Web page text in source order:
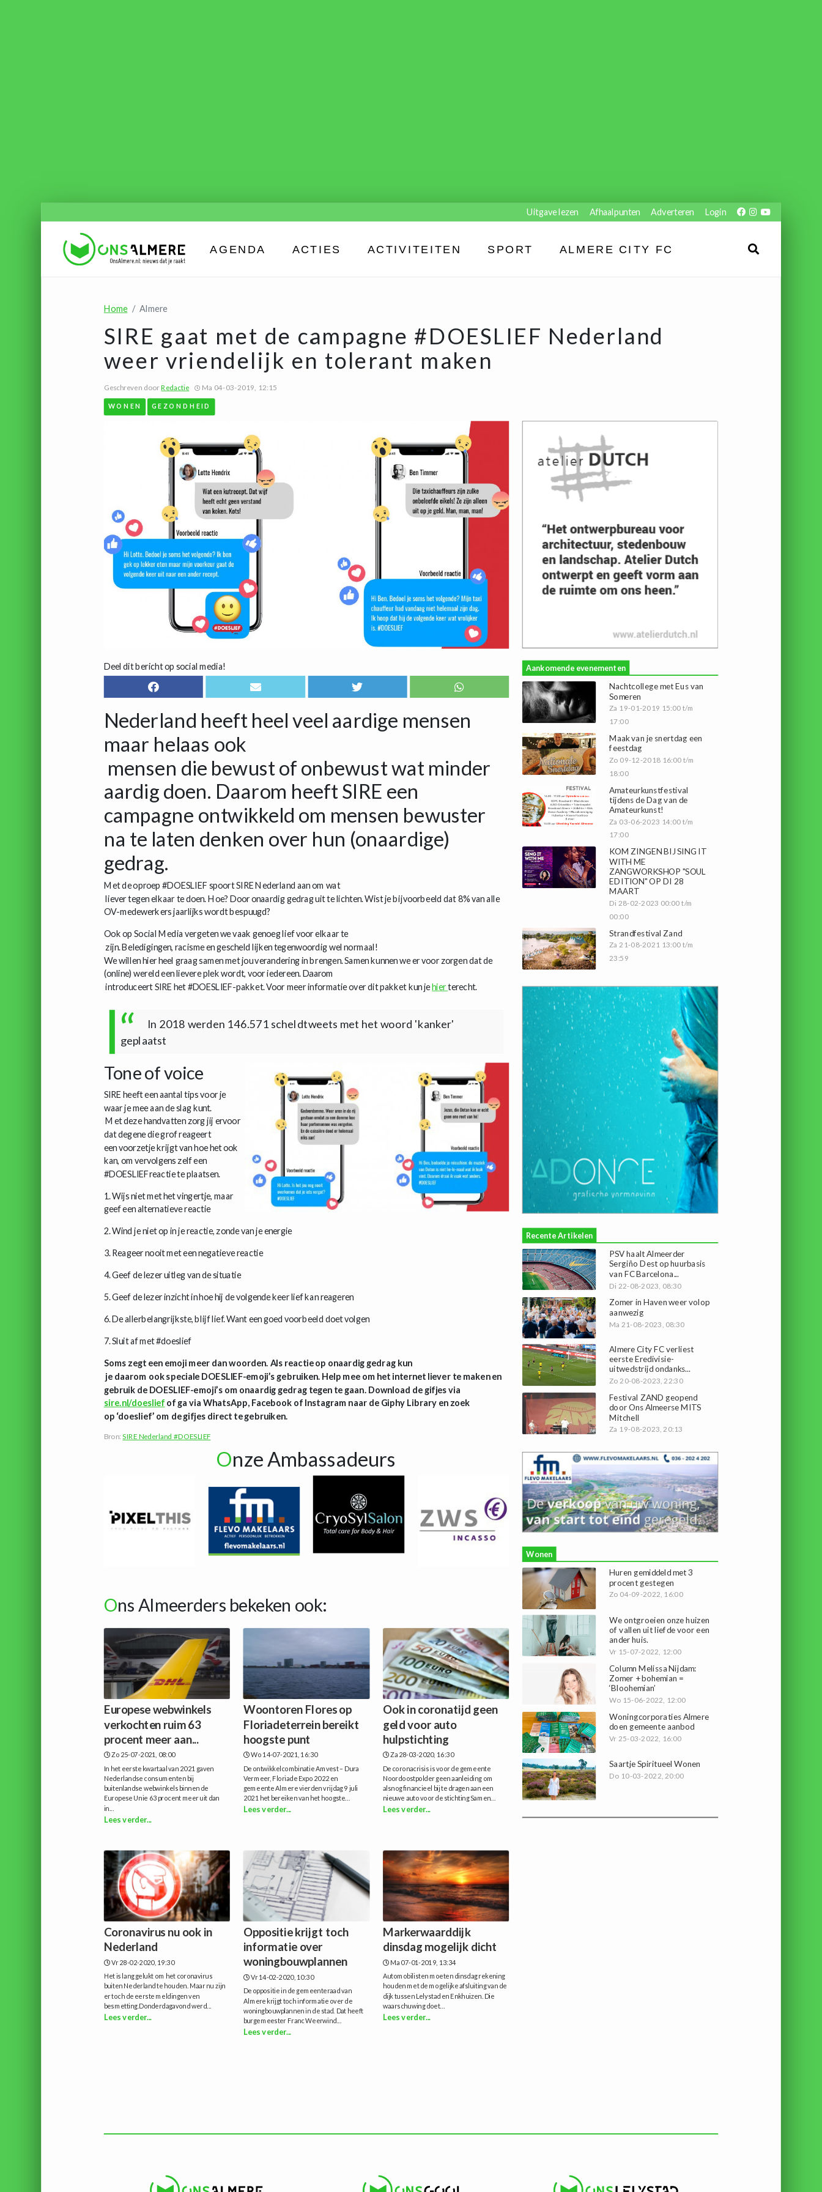
Uitgave lezen Afhaalpunten Adverteren Login
AGENDA ACTIES ACTIVITEITEN SPORT ALMERE CITY FC
Home Almere
SIRE gaat met de campagne #DOESLIEF Nederland
weer vriendelijk en tolerant maken
Geschreven doorRedactie Ma 04-03-2019, 12:15
WONEN GEZONDHEID
Deel dit bericht op social media!
Nederland heeft heel veel aardige mensen
maar helaas ook
mensen die bewust of onbewust wat minder
aardig doen. Daarom heeft SIRE een
campagne ontwikkeld om mensen bewuster
na te laten denken over hun (onaardige)
gedrag.
Met de oproep #DOESLIEF spoort SIRE Nederland aan om wat
liever tegen elkaar te doen. Hoe? Door onaardig gedrag uit te lichten. Wist je bijvoorbeeld dat 8% van alle
OV-medewerkers jaarlijks wordt bespuugd?
Ook op Social Media vergeten we vaak genoeg lief voor elkaar te
zijn. Beledigingen, racisme en gescheld lijken tegenwoordig wel normaal!
We willen hier heel graag samen met jou verandering in brengen. Samen kunnen we er voor zorgen dat de
(online) wereld een lievere plek wordt, voor iedereen. Daarom
introduceert SIRE het #DOESLIEF-pakket. Voor meer informatie over dit pakket kun jehierterecht.
In 2018 werden 146.571 scheldtweets met het woord 'kanker'
geplaatst
Tone of voice
SIRE heeft een aantal tips voor je
waar je mee aan de slag kunt.
Met deze handvatten zorg jij ervoor
dat degene die grof reageert
een voorzetje krijgt van hoe het ook
kan, om vervolgens zelf een
#DOESLIEFreactie te plaatsen.
1. Wijs niet met het vingertje, maar
geef een alternatieve reactie
2. Wind je niet op in je reactie, zonde van je energie
3. Reageer nooit met een negatieve reactie
4. Geef de lezer uitleg van de situatie
5. Geef de lezer inzicht in hoe hij de volgende keer lief kan reageren
6. De allerbelangrijkste, blijf lief. Want een goed voorbeeld doet volgen
7. Sluit af met #doeslief
Soms zegt een emoji meer dan woorden. Als reactie op onaardig gedrag kun
je daarom ook speciale DOESLIEF-emoji’s gebruiken. Help mee om het internet liever te maken en
gebruik de DOESLIEF-emoji’s om onaardig gedrag tegen te gaan. Download de gifjes via
sire.nl/doeslief of ga via WhatsApp, Facebook of Instagram naar de Giphy Library en zoek
op ‘doeslief’ om de gifjes direct te gebruiken.
Bron:SIRE Nederland #DOESLIEF
Onze Ambassadeurs
Ons Almeerders bekeken ook:
Europese webwinkels
verkochten ruim 63
procent meer aan...
Zo 25-07-2021, 08:00
In het eerste kwartaal van 2021 gaven
Nederlandse consumenten bij
buitenlandse webwinkels binnen de
Europese Unie 63 procent meer uit dan
in...
Lees verder...
Woontoren Flores op
Floriadeterrein bereikt
hoogste punt
Wo 14-07-2021, 16:30
De ontwikkelcombinatie Amvest – Dura
Vermeer, Floriade Expo 2022 en
gemeente Almere vierden vrijdag 9 juli
2021 het bereiken van het hoogste...
Lees verder...
Ook in coronatijd geen
geld voor auto
hulpstichting
Za 28-03-2020, 16:30
De coronacrisis is voor de gemeente
Noordoostpolder geen aanleiding om
alsnog financieel bij te dragen aan een
nieuwe auto voor de stichting Samen...
Lees verder...
Coronavirus nu ook in
Nederland
Vr 28-02-2020, 19:30
Het is lang gelukt om het coronavirus
buiten Nederland te houden. Maar nu zijn
er toch de eerste meldingen ven
besmetting.Donderdagavond werd...
Lees verder...
Oppositie krijgt toch
informatie over
woningbouwplannen
Vr 14-02-2020, 10:30
De oppositie in de gemeenteraad van
Almere krijgt toch informatie over de
woningbouwplannen in de stad. Dat heeft
burgemeester Franc Weerwind...
Lees verder...
Markerwaarddijk
dinsdag mogelijk dicht
Ma 07-01-2019, 13:34
Automobilisten moeten dinsdag rekening
houden met de mogelijke afsluiting van de
dijk tussen Lelystad en Enkhuizen. Die
waarschuwing doet...
Lees verder...
Aankomende evenementen
Nachtcollege met Eus van
Someren
Za 19-01-2019 15:00 t/m
17:00
Maak van je snertdag een
feestdag
Zo 09-12-2018 16:00 t/m
18:00
Amateurkunstfestival
tijdens de Dag van de
Amateurkunst!
Za 03-06-2023 14:00 t/m
17:00
KOM ZINGEN BIJ SING IT
WITH ME
ZANGWORKSHOP "SOUL
EDITION" OP DI 28
MAART
Di 28-02-2023 00:00 t/m
00:00
Strandfestival Zand
Za 21-08-2021 13:00 t/m
23:59
Recente Artikelen
PSV haalt Almeerder
Sergiño Dest op huurbasis
van FC Barcelona...
Di 22-08-2023, 08:30
Zomer in Haven weer volop
aanwezig
Ma 21-08-2023, 08:30
Almere City FC verliest
eerste Eredivisie-
uitwedstrijd ondanks...
Zo 20-08-2023, 22:30
Festival ZAND geopend
door Ons Almeerse MITS
Mitchell
Za 19-08-2023, 20:13
Wonen
Huren gemiddeld met 3
procent gestegen
Zo 04-09-2022, 16:00
We ontgroeien onze huizen
of vallen uit liefde voor een
ander huis.
Vr 15-07-2022, 12:00
Column Melissa Nijdam:
Zomer + bohemian =
‘Bloohemian’
Wo 15-06-2022, 12:00
Woningcorporaties Almere
doen gemeente aanbod
Vr 25-03-2022, 16:00
Saartje Spiritueel Wonen
Do 10-03-2022, 20:00